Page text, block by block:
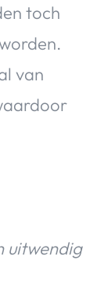
toch
van
uitwendig